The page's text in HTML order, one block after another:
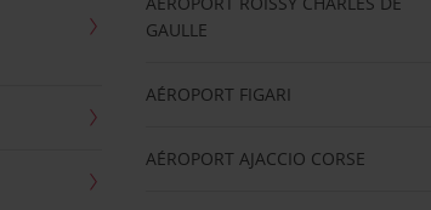
GAULLE
AÉROPORT FIGARI
AÉROPORT AJACCIO CORSE